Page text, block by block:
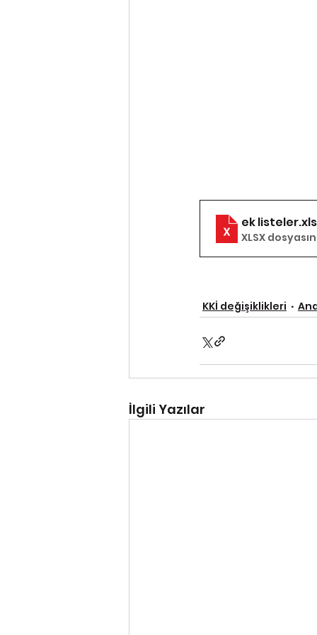
ek listeler
XLSX
KKİ değişiklikleri
İlgili Yazılar